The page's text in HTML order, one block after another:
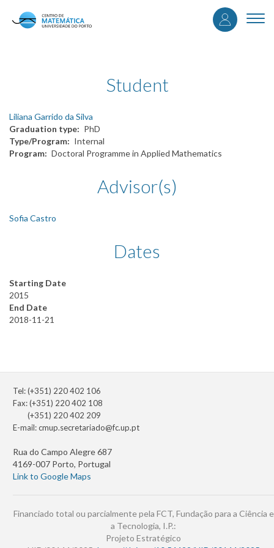
User
Student
Liliana Garrido da Silva
Graduation type
PhD
Type/Program
Internal
Program
Doctoral Programme in Applied Mathematics
Advisor(s)
Sofia Castro
Dates
Starting Date
2015
End Date
2018-11-21
Tel: (+351) 220 402 106
Fax: (+351) 220 402 108
(+351) 220 402 209
E-mail:cmup.secretariado@fc.up.pt
Rua do Campo Alegre 687
4169-007 Porto, Portugal
Link to Google Maps
Financiado total ou parcialmente pela FCT, Fundação para a Ciência e
a Tecnologia, I.P.:
Projeto Estratégico